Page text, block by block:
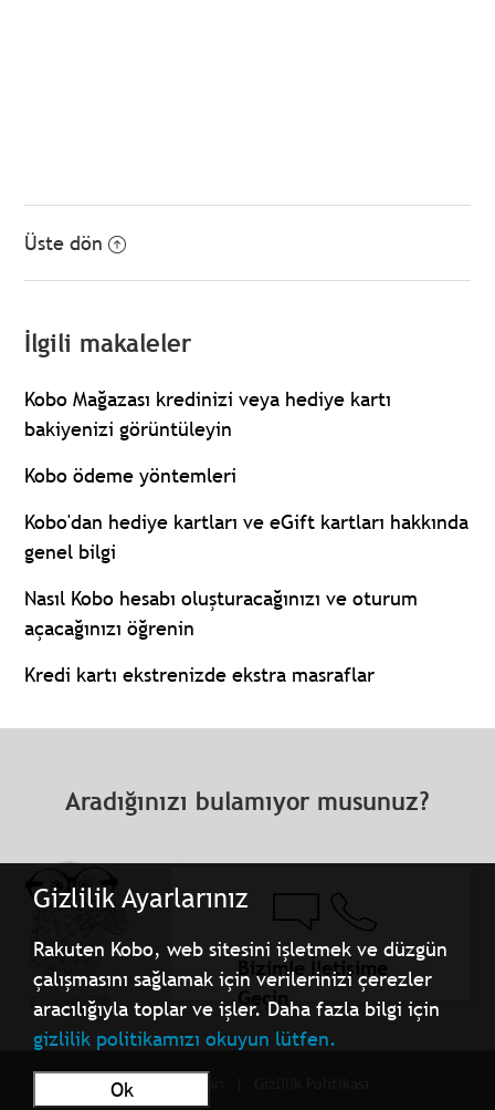
Gizlilik Ayarlarınız
Rakuten Kobo, web sitesini işletmek ve düzgün
çalışmasını sağlamak için verilerinizi çerezler
aracılığıyla toplar ve işler. Daha fazla bilgi için
gizlilik politikamızı okuyun lütfen.
Ok
Üste dön
İlgili makaleler
Kobo Mağazası kredinizi veya hediye kartı
bakiyenizi görüntüleyin
Kobo ödeme yöntemleri
Kobo'dan hediye kartları ve eGift kartları hakkında
genel bilgi
Nasıl Kobo hesabı oluşturacağınızı ve oturum
açacağınızı öğrenin
Kredi kartı ekstrenizde ekstra masraflar
Aradığınızı bulamıyor musunuz?
Bizimle İletişime
Geçin
Kullanım Şartları